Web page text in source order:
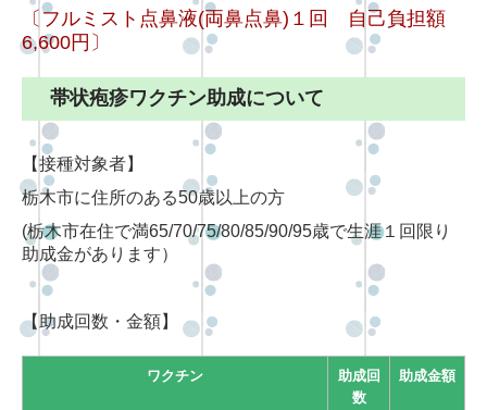
〔フルミスト点鼻液(両鼻点鼻)１回 自己負担額
6,600円〕
帯状疱疹ワクチン助成について
【接種対象者】
栃木市に住所のある50歳以上の方
(栃木市在住で満65/70/75/80/85/90/95歳で生涯１回限り
助成金があります）
【助成回数・金額】
ワクチン
助成回
数
助成金額